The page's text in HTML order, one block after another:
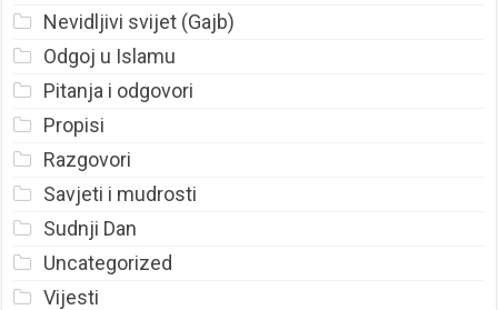
Nevidljivi svijet (Gajb)
Odgoj u Islamu
Pitanja i odgovori
Propisi
Razgovori
Savjeti i mudrosti
Sudnji Dan
Uncategorized
Vijesti